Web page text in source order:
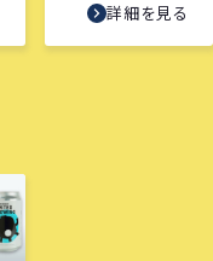
詳細を見る